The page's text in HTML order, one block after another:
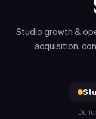
Studio growth &
acquisition,
Du